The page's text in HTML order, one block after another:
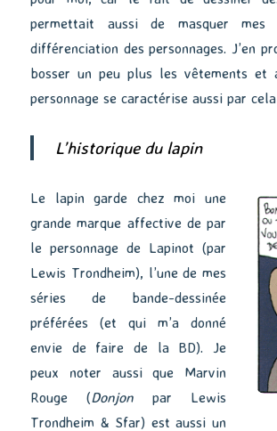
permettait aussi de masquer mes
différenciation des personnages. J’en
bosser un peu plus les vêtements et
personnage se caractérise aussi par
L’historique du lapin
Le lapin garde chez moi une
grande marque affective de par
le personnage de Lapinot (par
Lewis Trondheim), l’une de mes
séries de bande-dessinée
préférées (et qui m’a donné
envie de faire de la BD). Je
peux noter aussi que Marvin
Rouge (Donjon par Lewis
Trondheim & Sfar) est aussi un